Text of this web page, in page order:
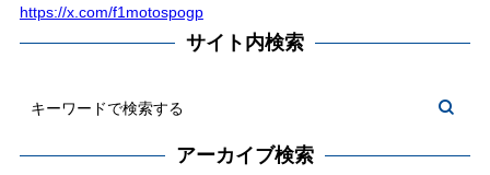
https://x.com/f1motospogp
サイト内検索
アーカイブ検索